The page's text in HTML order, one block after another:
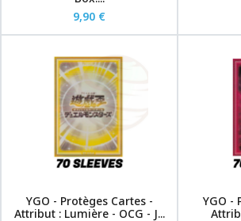
9,90 €
YGO - Protèges Cartes -
Attribut : Lumière - OCG - J...
YGO -